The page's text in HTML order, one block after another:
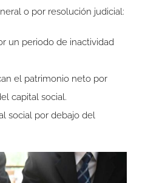
o por resolución judicial:
un periodo de inactividad
el patrimonio neto por
capital social.
social por debajo del